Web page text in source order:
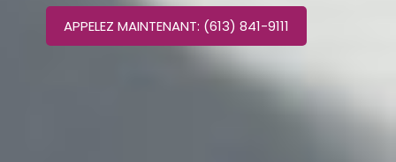
APPELEZ MAINTENANT: (613) 841-9111